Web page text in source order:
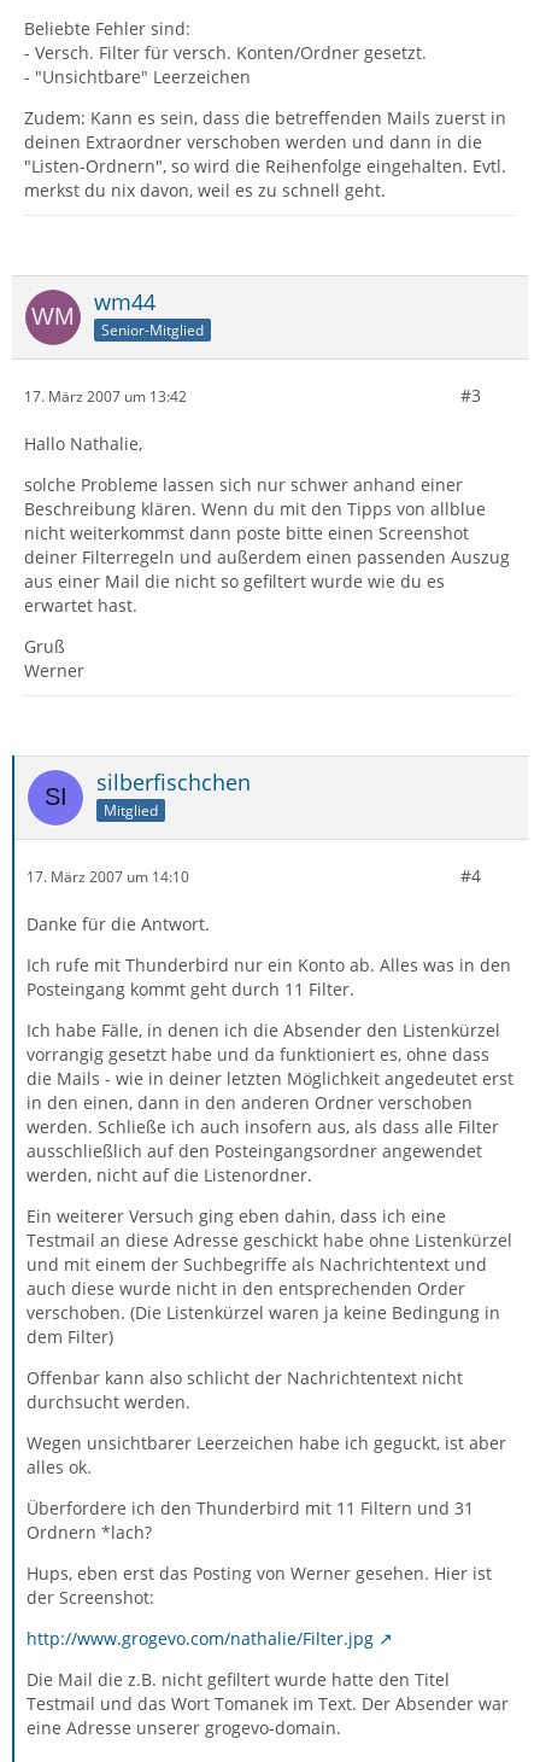
Beliebte Fehler sind:
- Versch. Filter für versch. Konten/Ordner gesetzt.
- "Unsichtbare" Leerzeichen
Zudem: Kann es sein, dass die betreffenden Mails zuerst in
deinen Extraordner verschoben werden und dann in die
"Listen-Ordnern", so wird die Reihenfolge eingehalten. Evtl.
merkst du nix davon, weil es zu schnell geht.
wm44
Senior-Mitglied
17. März 2007 um 13:42 #3
Hallo Nathalie,
solche Probleme lassen sich nur schwer anhand einer
Beschreibung klären. Wenn du mit den Tipps von allblue
nicht weiterkommst dann poste bitte einen Screenshot
deiner Filterregeln und außerdem einen passenden Auszug
aus einer Mail die nicht so gefiltert wurde wie du es
erwartet hast.
Gruß
Werner
silberfischchen
Mitglied
17. März 2007 um 14:10 #4
Danke für die Antwort.
Ich rufe mit Thunderbird nur ein Konto ab. Alles was in den
Posteingang kommt geht durch 11 Filter.
Ich habe Fälle, in denen ich die Absender den Listenkürzel
vorrangig gesetzt habe und da funktioniert es, ohne dass
die Mails - wie in deiner letzten Möglichkeit angedeutet erst
in den einen, dann in den anderen Ordner verschoben
werden. Schließe ich auch insofern aus, als dass alle Filter
ausschließlich auf den Posteingangsordner angewendet
werden, nicht auf die Listenordner.
Ein weiterer Versuch ging eben dahin, dass ich eine
Testmail an diese Adresse geschickt habe ohne Listenkürzel
und mit einem der Suchbegriffe als Nachrichtentext und
auch diese wurde nicht in den entsprechenden Order
verschoben. (Die Listenkürzel waren ja keine Bedingung in
dem Filter)
Offenbar kann also schlicht der Nachrichtentext nicht
durchsucht werden.
Wegen unsichtbarer Leerzeichen habe ich geguckt, ist aber
alles ok.
Überfordere ich den Thunderbird mit 11 Filtern und 31
Ordnern *lach?
Hups, eben erst das Posting von Werner gesehen. Hier ist
der Screenshot:
http://www.grogevo.com/nathalie/Filter.jpg
Die Mail die z.B. nicht gefiltert wurde hatte den Titel
Testmail und das Wort Tomanek im Text. Der Absender war
eine Adresse unserer grogevo-domain.